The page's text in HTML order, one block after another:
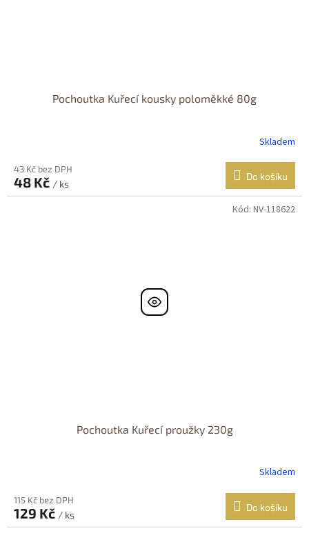
Pochoutka Kuřecí kousky poloměkké 80g
Skladem
43 Kč bez DPH
48 Kč / ks
Do košíku
Pochoutka Kuřecí proužky 230g
Skladem
115 Kč bez DPH
129 Kč / ks
Do košíku
Kód: NV-118622